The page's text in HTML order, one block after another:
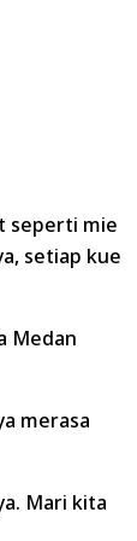
seperti mie
setiap kue
Medan
merasa
Mari kita